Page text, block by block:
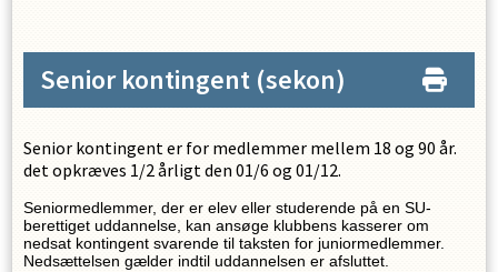
Senior kontingent (sekon)
Senior kontingent er for medlemmer mellem 18 og 90 år.
det opkræves 1/2 årligt den 01/6 og 01/12.
Seniormedlemmer, der er elev eller studerende på en SU-
berettiget uddannelse, kan ansøge klubbens kasserer om
nedsat kontingent svarende til taksten for juniormedlemmer.
Nedsættelsen gælder indtil uddannelsen er afsluttet.